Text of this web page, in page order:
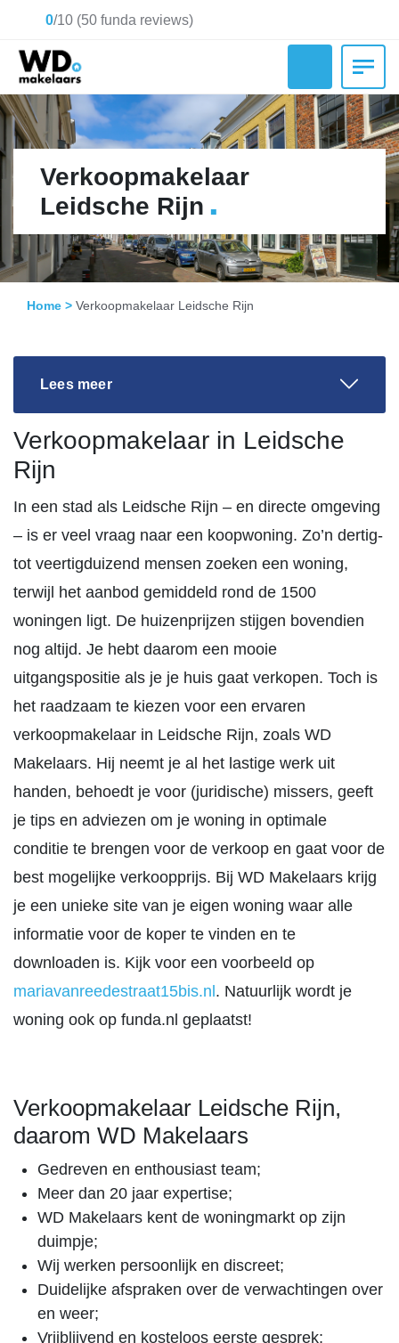
0/10 (50 funda reviews)
Verkoopmakelaar
Leidsche Rijn .
Home > Verkoopmakelaar Leidsche Rijn
Lees meer
Verkoopmakelaar in Leidsche
Rijn
In een stad als Leidsche Rijn – en directe omgeving
– is er veel vraag naar een koopwoning. Zo’n dertig-
tot veertigduizend mensen zoeken een woning,
terwijl het aanbod gemiddeld rond de 1500
woningen ligt. De huizenprijzen stijgen bovendien
nog altijd. Je hebt daarom een mooie
uitgangspositie als je je huis gaat verkopen. Toch is
het raadzaam te kiezen voor een ervaren
verkoopmakelaar in Leidsche Rijn, zoals WD
Makelaars. Hij neemt je al het lastige werk uit
handen, behoedt je voor (juridische) missers, geeft
je tips en adviezen om je woning in optimale
conditie te brengen voor de verkoop en gaat voor de
best mogelijke verkoopprijs. Bij WD Makelaars krijg
je een unieke site van je eigen woning waar alle
informatie voor de koper te vinden en te
downloaden is. Kijk voor een voorbeeld op
mariavanreedestraat15bis.nl . Natuurlijk wordt je
woning ook op funda.nl geplaatst!
Verkoopmakelaar Leidsche Rijn,
daarom WD Makelaars
Gedreven en enthousiast team;
Meer dan 20 jaar expertise;
WD Makelaars kent de woningmarkt op zijn
duimpje;
Wij werken persoonlijk en discreet;
Duidelijke afspraken over de verwachtingen over
en weer;
Vrijblijvend en kosteloos eerste gesprek;